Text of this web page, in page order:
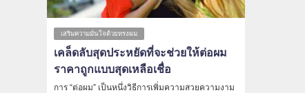
เสริมความมั่นใจด้วยทรงผม
เคล็ดลับสุดประหยัดที่จะช่วยให้ต่อผม
ราคาถูกแบบสุดเหลือเชื่อ
การ “ต่อผม” เป็นหนึ่งวิธีการเพิ่มความสวยความงาม